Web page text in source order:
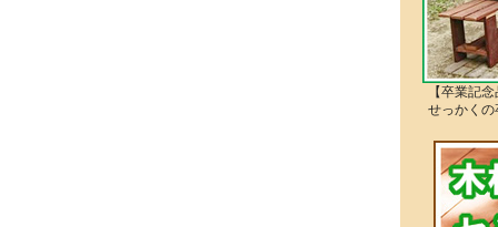
【卒業記
せっかく